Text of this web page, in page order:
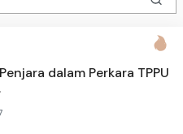
dalam Perkara TPPU